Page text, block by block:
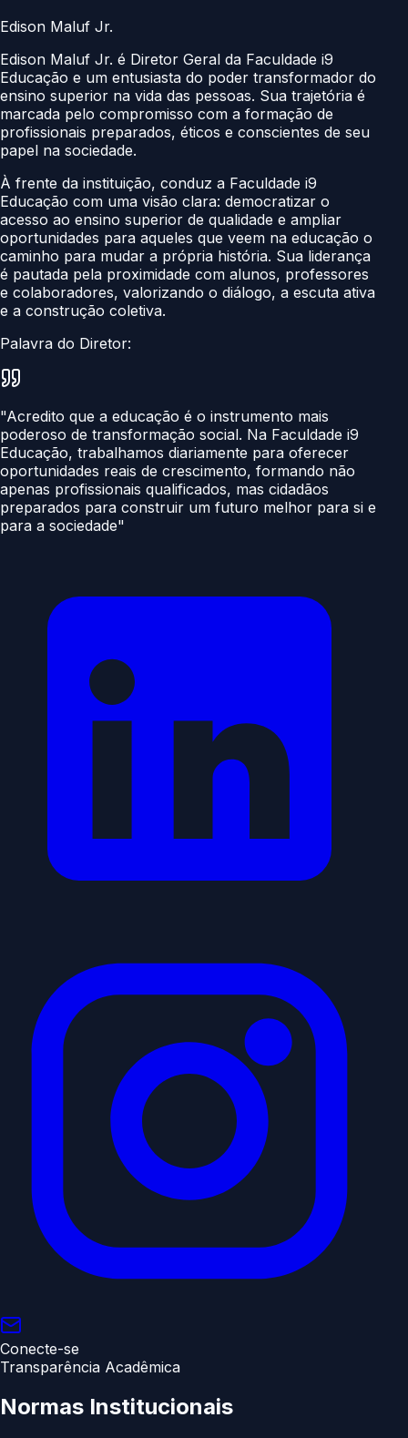
Edison Maluf Jr.
Edison Maluf Jr. é Diretor Geral da Faculdade i9
Educação e um entusiasta do poder transformador do
ensino superior na vida das pessoas. Sua trajetória é
marcada pelo compromisso com a formação de
profissionais preparados, éticos e conscientes de seu
papel na sociedade.
À frente da instituição, conduz a Faculdade i9
Educação com uma visão clara: democratizar o
acesso ao ensino superior de qualidade e ampliar
oportunidades para aqueles que veem na educação o
caminho para mudar a própria história. Sua liderança
é pautada pela proximidade com alunos, professores
e colaboradores, valorizando o diálogo, a escuta ativa
e a construção coletiva.
Palavra do Diretor:
"Acredito que a educação é o instrumento mais
poderoso de transformação social. Na Faculdade i9
Educação, trabalhamos diariamente para oferecer
oportunidades reais de crescimento, formando não
apenas profissionais qualificados, mas cidadãos
preparados para construir um futuro melhor para si e
para a sociedade"
Conecte-se
Transparência Acadêmica
Normas Institucionais